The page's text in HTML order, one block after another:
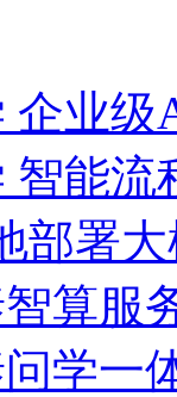
业级
智能流
部署
算服
学一